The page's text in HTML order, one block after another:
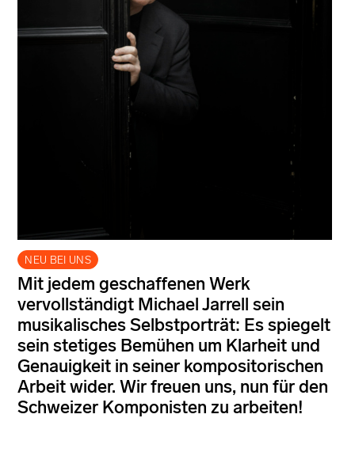
NEU BEI UNS
Mit jedem geschaffenen Werk
vervollständigt Michael Jarrell sein
musikalisches Selbstporträt: Es spiegelt
sein stetiges Bemühen um Klarheit und
Genauigkeit in seiner kompositorischen
Arbeit wider. Wir freuen uns, nun für den
Schweizer Komponisten zu arbeiten!